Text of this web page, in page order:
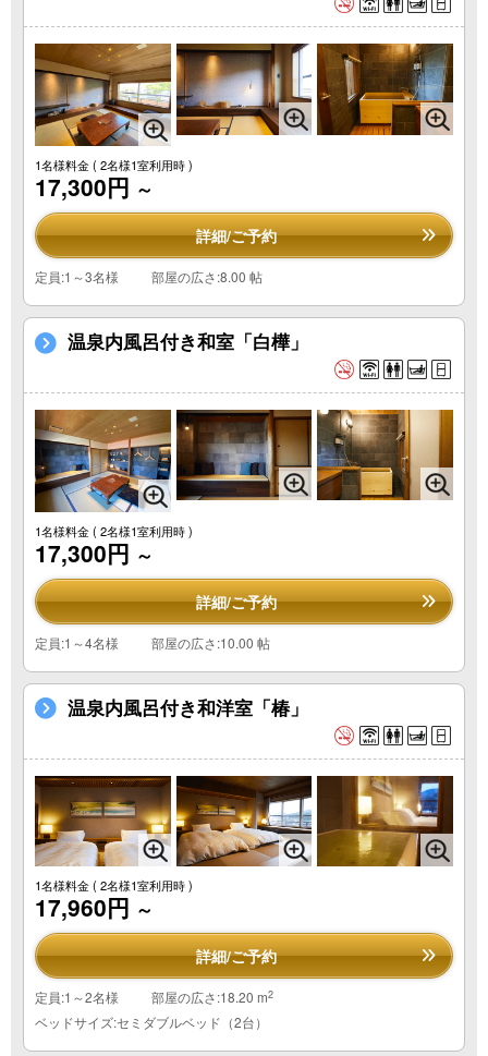
1名様料金( 2名様1室利用時 )
17,300円 ～
詳細/ご予約
定員:1～3名様 部屋の広さ:8.00 帖
温泉内風呂付き和室「白樺」
1名様料金( 2名様1室利用時 )
17,300円 ～
詳細/ご予約
定員:1～4名様 部屋の広さ:10.00 帖
温泉内風呂付き和洋室「椿」
1名様料金( 2名様1室利用時 )
17,960円 ～
詳細/ご予約
定員:1～2名様 部屋の広さ:18.20 m2
ベッドサイズ:セミダブルベッド（2台）